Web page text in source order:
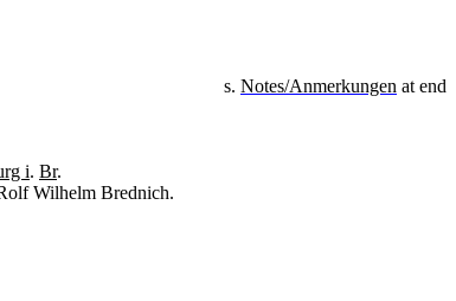
s. Notes/Anmerkungen at end
i. Br.
Wilhelm Brednich.